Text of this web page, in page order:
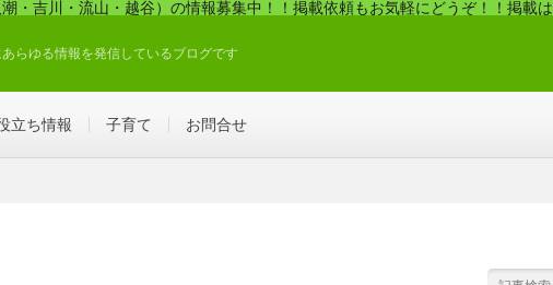
・吉川・流山・越谷）の情報募集中！！掲載依頼もお気軽にどうぞ！！掲載は
らゆる情報を発信しているブログです
立ち情報 子育て お問合せ